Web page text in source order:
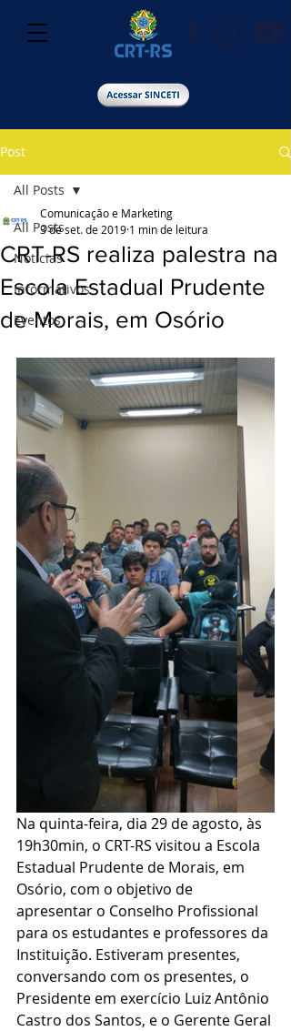
Post
All Posts
Notícias
Informativos
Eventos
All Posts
CRT-RS realiza palestra na
Escola Estadual Prudente
de Morais, em Osório
Comunicação e Marketing
3 de set. de 2019 1 min de leitura
Na quinta-feira, dia 29 de agosto, às
19h30min, o CRT-RS visitou a Escola
Estadual Prudente de Morais, em
Osório, com o objetivo de
apresentar o Conselho Profissional
para os estudantes e professores da
Instituição. Estiveram presentes,
conversando com os presentes, o
Presidente em exercício Luiz Antônio
Castro dos Santos, e o Gerente Geral